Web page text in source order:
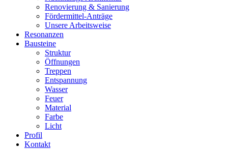
Renovierung & Sanierung
Fördermittel-Anträge
Unsere Arbeitsweise
Resonanzen
Bausteine
Struktur
Öffnungen
Treppen
Entspannung
Wasser
Feuer
Material
Farbe
Licht
Profil
Kontakt